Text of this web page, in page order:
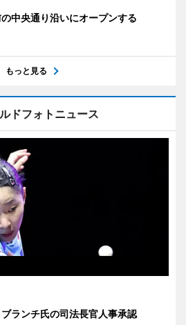
中央通り沿いにオープンする
もっと見る
ドフォトニュース
ランチ氏の司法長官人事承認